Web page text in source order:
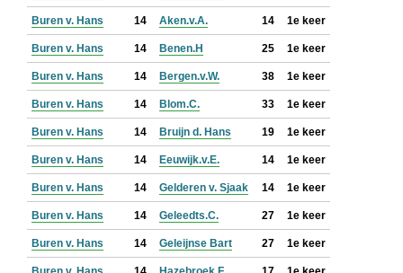
Buren v. Hans 14 Aken.v.A. 14 1e keer
Buren v. Hans 14 Benen.H 25 1e keer
Buren v. Hans 14 Bergen.v.W. 38 1e keer
Buren v. Hans 14 Blom.C. 33 1e keer
Buren v. Hans 14 Bruijn d. Hans 19 1e keer
Buren v. Hans 14 Eeuwijk.v.E. 14 1e keer
Buren v. Hans 14 Gelderen v. Sjaak 14 1e keer
Buren v. Hans 14 Geleedts.C. 27 1e keer
Buren v. Hans 14 Geleijnse Bart 27 1e keer